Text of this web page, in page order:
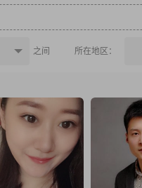
之间 所在地区：